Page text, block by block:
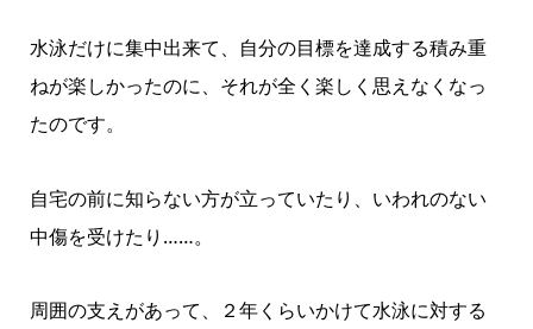
水泳だけに集中出来て、自分の目標を達成する積み重
ねが楽しかったのに、それが全く楽しく思えなくなっ
たのです。
自宅の前に知らない方が立っていたり、いわれのない
中傷を受けたり……。
周囲の支えがあって、２年くらいかけて水泳に対する